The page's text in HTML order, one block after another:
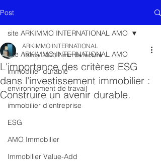
Post
site ARKIMMO INTERNATIONAL AMO
immobilier durable
environnement de travail
immobilier d'entreprise
ESG
AMO Immobilier
Immobilier Value-Add
site ARKIMMO INTERNATIONAL AMO
L'importance des critères ESG
dans l'investissement immobilier :
Construire un avenir durable.
ARKIMMO INTERNATIONAL
19 mai 2023 7 min de lecture